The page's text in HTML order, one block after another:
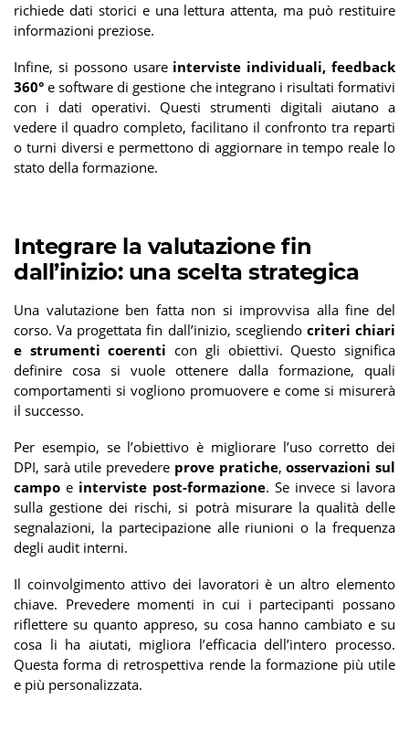
richiede dati storici e una lettura attenta, ma può restituire
informazioni preziose.
Infine, si possono usare interviste individuali, feedback
360° e software di gestione che integrano i risultati formativi
con i dati operativi. Questi strumenti digitali aiutano a
vedere il quadro completo, facilitano il confronto tra reparti
o turni diversi e permettono di aggiornare in tempo reale lo
stato della formazione.
Integrare la valutazione fin
dall’inizio: una scelta strategica
Una valutazione ben fatta non si improvvisa alla fine del
corso. Va progettata fin dall’inizio, scegliendo criteri chiari
e strumenti coerenti con gli obiettivi. Questo significa
definire cosa si vuole ottenere dalla formazione, quali
comportamenti si vogliono promuovere e come si misurerà
il successo.
Per esempio, se l’obiettivo è migliorare l’uso corretto dei
DPI, sarà utile prevedere prove pratiche,osservazioni sul
campo e interviste post-formazione. Se invece si lavora
sulla gestione dei rischi, si potrà misurare la qualità delle
segnalazioni, la partecipazione alle riunioni o la frequenza
degli audit interni.
Il coinvolgimento attivo dei lavoratori è un altro elemento
chiave. Prevedere momenti in cui i partecipanti possano
riflettere su quanto appreso, su cosa hanno cambiato e su
cosa li ha aiutati, migliora l’efficacia dell’intero processo.
Questa forma di retrospettiva rende la formazione più utile
e più personalizzata.